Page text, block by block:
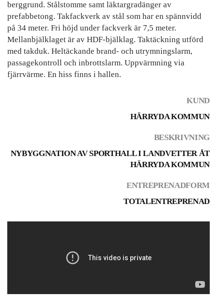
berggrund. Stålstomme samt läktargradänger av
prefabbetong. Takfackverk av stål som har en spännvidd
på 34 meter. Fri höjd under fackverk är 7,5 meter.
Mellanbjälklaget är av HDF-bjälklag. Taktäckning utförd
med takduk. Heltäckande brand- och utrymningslarm,
passagekontroll och inbrottslarm. Uppvärmning via
fjärrvärme. En hiss finns i hallen.
KUND
HÄRRYDA KOMMUN
BESKRIVNING
NYBYGGNATION AV SPORTHALL I LANDVETTER ÅT
HÄRRYDA KOMMUN
ENTREPRENADFORM
TOTALENTREPRENAD